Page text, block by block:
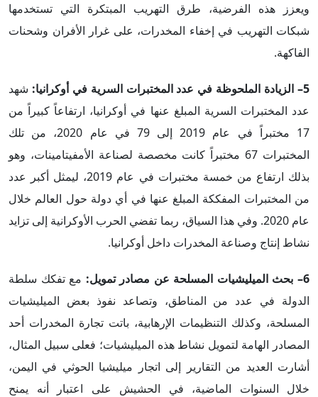
ويعزز هذه الفرضية، طرق التهريب المبتكرة التي تستخدمها
شبكات التهريب في إخفاء المخدرات، على غرار الأفران وشحنات
الفاكهة.
5– الزيادة الملحوظة في عدد المختبرات السرية في أوكرانيا:
شهد
عدد المختبرات السرية المبلغ عنها في أوكرانيا، ارتفاعاً كبيراً من
17 مختبراً في عام 2019 إلى 79 في عام 2020، من تلك
المختبرات 67 مختبراً كانت مخصصة لصناعة الأمفيتامينات، وهو
بذلك ارتفاع من خمسة مختبرات في عام 2019، ليمثل أكبر عدد
من المختبرات المفككة المبلغ عنها في أي دولة حول العالم خلال
عام 2020. وفي هذا السياق، ربما تفضي الحرب الأوكرانية إلى تزايد
نشاط إنتاج وصناعة المخدرات داخل أوكرانيا.
6– بحث الميليشيات المسلحة عن مصادر تمويل:
مع تفكك سلطة
الدولة في عدد من المناطق، وتصاعد نفوذ بعض الميليشيات
المسلحة، وكذلك التنظيمات الإرهابية، باتت تجارة المخدرات أحد
المصادر الهامة لتمويل نشاط هذه الميليشيات؛ فعلى سبيل المثال،
أشارت العديد من التقارير إلى اتجار ميليشيا الحوثي في اليمن،
خلال السنوات الماضية، في الحشيش على اعتبار أنه يمنح